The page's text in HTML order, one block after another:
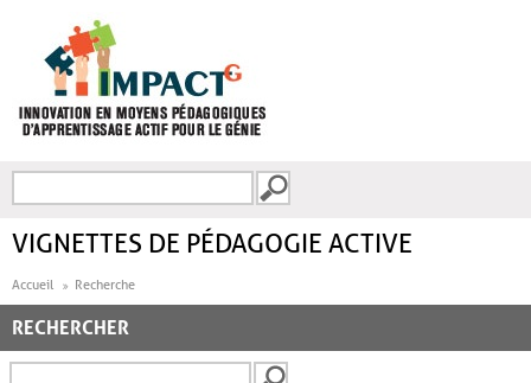
FORMULAIRE DE
VIGNETTES DE PÉDAGOGIE ACTIVE
Accueil Recherche
RECHERCHER